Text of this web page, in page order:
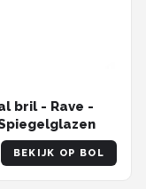
bril - Rave -
BEKIJK OP BOL